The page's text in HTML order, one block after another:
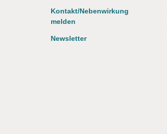
Kontakt/Nebenwirkung
melden
Newsletter